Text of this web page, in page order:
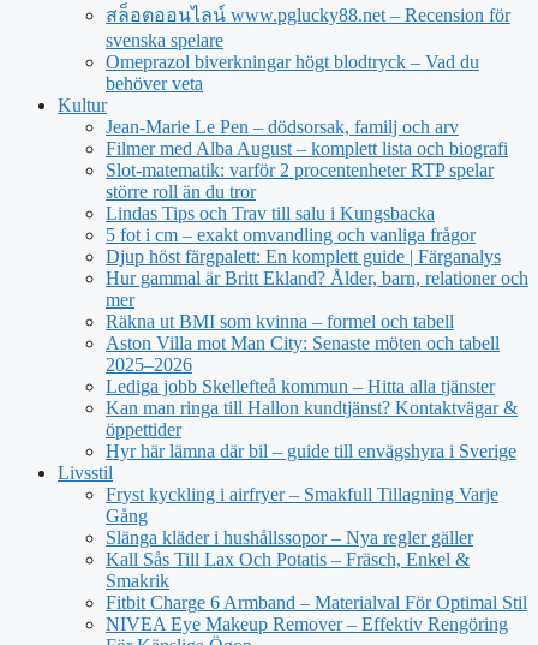
สล็อตออนไลน์ www.pglucky88.net – Recension för
svenska spelare
Omeprazol biverkningar högt blodtryck – Vad du
behöver veta
Kultur
Jean‑Marie Le Pen – dödsorsak, familj och arv
Filmer med Alba August – komplett lista och biografi
Slot-matematik: varför 2 procentenheter RTP spelar
större roll än du tror
Lindas Tips och Trav till salu i Kungsbacka
5 fot i cm – exakt omvandling och vanliga frågor
Djup höst färgpalett: En komplett guide | Färganalys
Hur gammal är Britt Ekland? Ålder, barn, relationer och
mer
Räkna ut BMI som kvinna – formel och tabell
Aston Villa mot Man City: Senaste möten och tabell
2025–2026
Lediga jobb Skellefteå kommun – Hitta alla tjänster
Kan man ringa till Hallon kundtjänst? Kontaktvägar &
öppettider
Hyr här lämna där bil – guide till envägshyra i Sverige
Livsstil
Fryst kyckling i airfryer – Smakfull Tillagning Varje
Gång
Slänga kläder i hushållssopor – Nya regler gäller
Kall Sås Till Lax Och Potatis – Fräsch, Enkel &
Smakrik
Fitbit Charge 6 Armband – Materialval För Optimal Stil
NIVEA Eye Makeup Remover – Effektiv Rengöring